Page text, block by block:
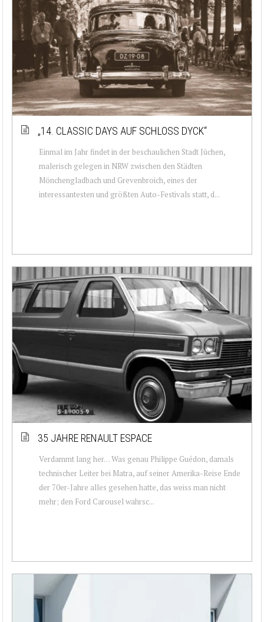
„14. CLASSIC DAYS AUF SCHLOSS DYCK“
Einmal im Jahr findet in der beschaulichen Stadt Jüchen,
malerisch gelegen in NRW zwischen den Städten
Mönchengladbach und Grevenbroich, eines der
interessantesten und größten Auto-Festivals statt, d...
35 JAHRE RENAULT ESPACE
Verdammt lang her… Was genau Philippe Guédon, damals
technischer Leiter bei Matra, auf seiner Amerika-Reise Ende
der 70er-Jahre alles gesehen hatte, das weiss man nicht
mehr; den Ford Carousel wahrsc...